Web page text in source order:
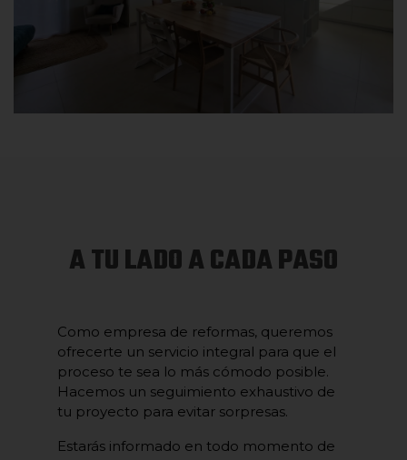
A TU LADO A CADA PASO
Como empresa de reformas, queremos
ofrecerte un servicio integral para que el
proceso te sea lo más cómodo posible.
Hacemos un seguimiento exhaustivo de
tu proyecto para evitar sorpresas.
Estarás informado en todo momento de